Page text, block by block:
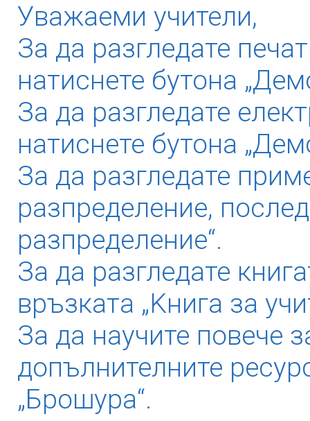
Уважаеми учители,
За да разгледате
натиснете бутона
За да разгледате
натиснете бутона
За да разгледате
разпределение,
разпределение“.
За да разгледате
връзката „Kнига за
За да научите повече
допълнителните
„Брошура“.